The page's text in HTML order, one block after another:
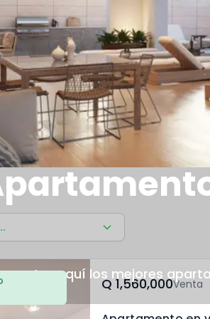
aquí los mejores
Q	1,560,000Venta